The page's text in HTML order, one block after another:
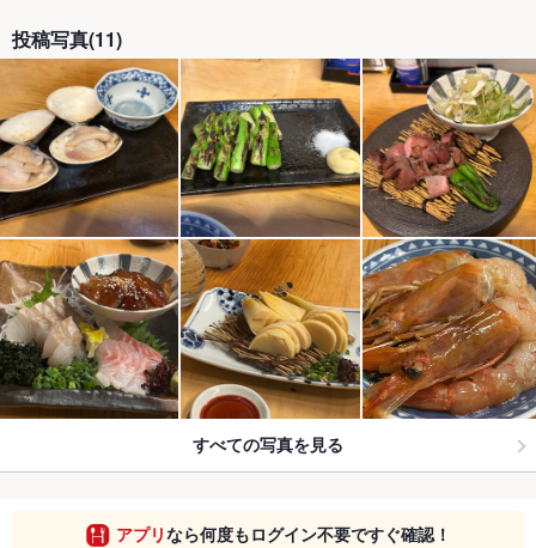
投稿写真(11)
すべての写真を見る
アプリなら何度もログイン不要ですぐ確認！